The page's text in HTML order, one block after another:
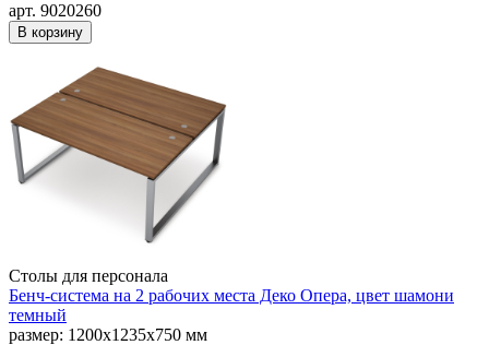
арт. 9020260
В корзину
Столы для персонала
Бенч-система на 2 рабочих места Деко Опера, цвет шамони
темный
размер: 1200х1235х750 мм